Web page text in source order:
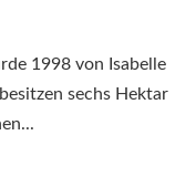
1998 von Isabelle
sechs Hektar